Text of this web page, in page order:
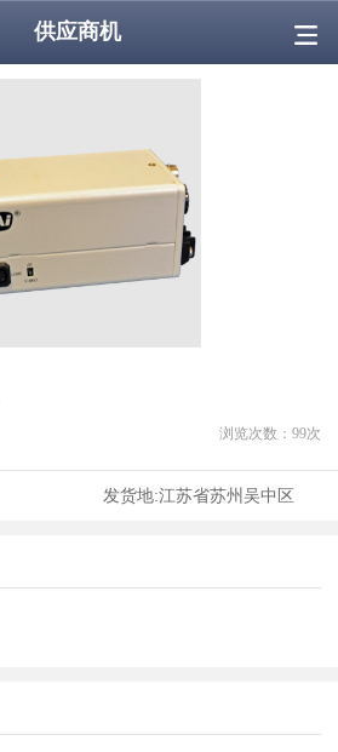
供应商机
浏览次数： 99次
发货地:江苏省苏州吴中区